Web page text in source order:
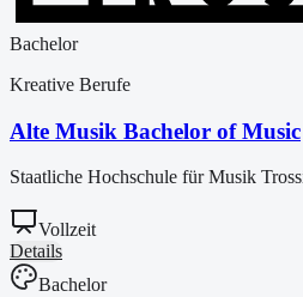
Bachelor
Kreative Berufe
Alte Musik Bachelor of Music
Staatliche Hochschule für Musik
Vollzeit
Details
Bachelor